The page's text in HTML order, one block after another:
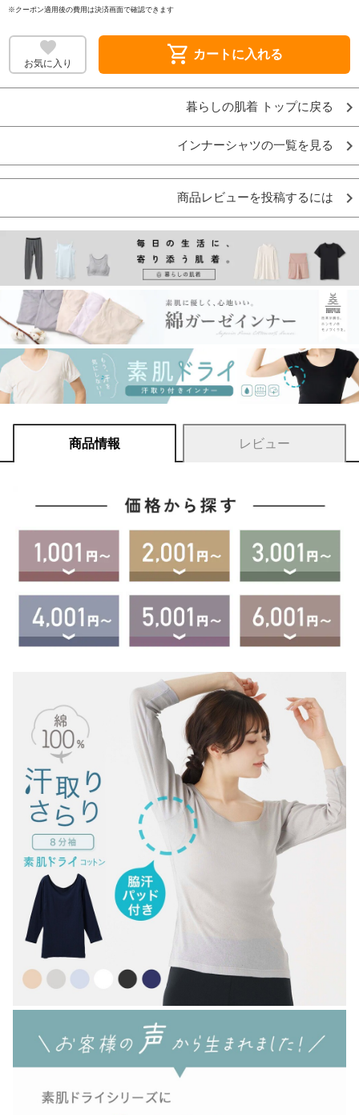
※クーポン適用後の費用は決済画面で確認できます
お気に入り shopping_cart カートに入れる
暮らしの肌着 トップに戻る
インナーシャツの一覧を見る
商品レビューを投稿するには
商品情報 レビュー